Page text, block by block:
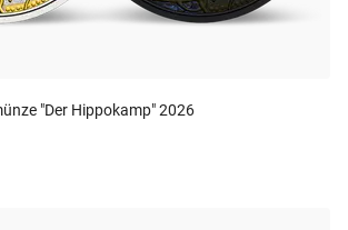
"Der Hippokamp" 2026